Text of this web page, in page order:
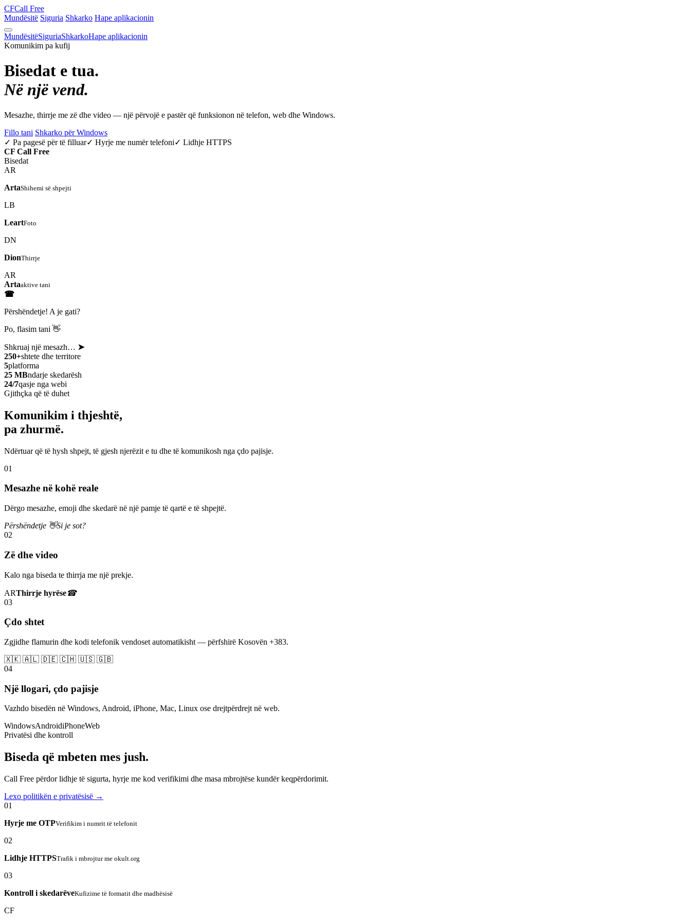
CFCall Free
Mundësitë Siguria Shkarko Hape aplikacionin
MundësitëSiguriaShkarkoHape aplikacionin
Komunikim pa kufij
Bisedat e tua.
Në një vend.
Mesazhe, thirrje me zë dhe video — një përvojë e pastër që funksionon në telefon, web dhe Windows.
Fillo tani Shkarko për Windows
✓ Pa pagesë për të filluar✓ Hyrje me numër telefoni✓ Lidhje HTTPS
CF Call Free
Bisedat
AR
ArtaShihemi së shpejti
LB
LeartFoto
DN
DionThirrje
AR
Artaaktive tani
☎
Përshëndetje! A je gati?
Po, flasim tani 👋
Shkruaj një mesazh… ➤
250+shtete dhe territore
5platforma
25 MBndarje skedarësh
24/7qasje nga webi
Gjithçka që të duhet
Komunikim i thjeshtë,
pa zhurmë.
Ndërtuar që të hysh shpejt, të gjesh njerëzit e tu dhe të komunikosh nga çdo pajisje.
01
Mesazhe në kohë reale
Dërgo mesazhe, emoji dhe skedarë në një pamje të qartë e të shpejtë.
Përshëndetje 👋Si je sot?
02
Zë dhe video
Kalo nga biseda te thirrja me një prekje.
ARThirrje hyrëse☎
03
Çdo shtet
Zgjidhe flamurin dhe kodi telefonik vendoset automatikisht — përfshirë Kosovën +383.
🇽🇰 🇦🇱 🇩🇪 🇨🇭 🇺🇸 🇬🇧
04
Një llogari, çdo pajisje
Vazhdo bisedën në Windows, Android, iPhone, Mac, Linux ose drejtpërdrejt në web.
WindowsAndroidiPhoneWeb
Privatësi dhe kontroll
Biseda që mbeten mes jush.
Call Free përdor lidhje të sigurta, hyrje me kod verifikimi dhe masa mbrojtëse kundër keqpërdorimit.
Lexo politikën e privatësisë →
01
Hyrje me OTPVerifikim i numrit të telefonit
02
Lidhje HTTPSTrafik i mbrojtur me okult.org
03
Kontroll i skedarëveKufizime të formatit dhe madhësisë
CF